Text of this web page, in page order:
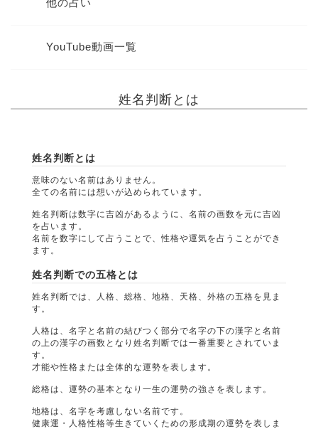
YouTube動画一覧
姓名判断とは
姓名判断とは
意味のない名前はありません。
全ての名前には想いが込められています。
姓名判断は数字に吉凶があるように、名前の画数を元に吉凶
を占います。
名前を数字にして占うことで、性格や運気を占うことができ
ます。
姓名判断での五格とは
姓名判断では、人格、総格、地格、天格、外格の五格を見ま
す。
人格は、名字と名前の結びつく部分で名字の下の漢字と名前
の上の漢字の画数となり姓名判断では一番重要とされていま
す。
才能や性格または全体的な運勢を表します。
総格は、運勢の基本となり一生の運勢の強さを表します。
地格は、名字を考慮しない名前です。
健康運・人格性格等生きていくための形成期の運勢を表しま